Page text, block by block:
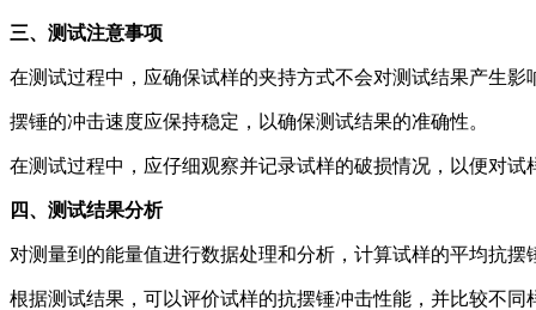
三、测试注意事项
在测试过程中，应确保试样的夹持方式不会对测试结果产生影
摆锤的冲击速度应保持稳定，以确保测试结果的准确性。
在测试过程中，应仔细观察并记录试样的破损情况，以便对试
四、测试结果分析
对测量到的能量值进行数据处理和分析，计算试样的平均抗摆
根据测试结果，可以评价试样的抗摆锤冲击性能，并比较不同